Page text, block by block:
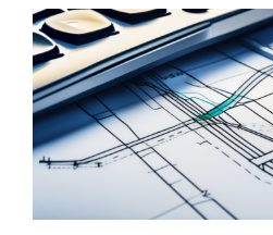
Zeige
grösseres
Bild